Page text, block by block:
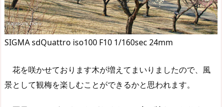
SIGMA sdQuattro iso100 F10 1/160sec 24mm
花を咲かせております木が増えてまいりましたので、風
景として観梅を楽しむことができるかと思われます。